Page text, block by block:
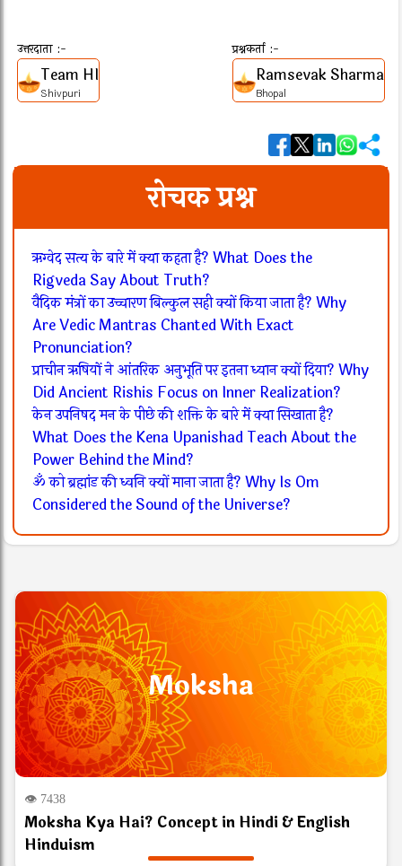
उत्तरदाता :-
Team HI
Shivpuri
प्रश्नकर्ता :-
Ramsevak Sharma
Bhopal
रोचक प्रश्न
ऋग्वेद सत्य के बारे में क्या कहता है? What Does the
Rigveda Say About Truth?
वैदिक मंत्रों का उच्चारण बिल्कुल सही क्यों किया जाता है? Why
Are Vedic Mantras Chanted With Exact
Pronunciation?
प्राचीन ऋषियों ने आंतरिक अनुभूति पर इतना ध्यान क्यों दिया? Why
Did Ancient Rishis Focus on Inner Realization?
केन उपनिषद मन के पीछे की शक्ति के बारे में क्या सिखाता है?
What Does the Kena Upanishad Teach About the
Power Behind the Mind?
ॐ को ब्रह्मांड की ध्वनि क्यों माना जाता है? Why Is Om
Considered the Sound of the Universe?
Moksha
👁 7438
Moksha Kya Hai? Concept in Hindi & English
Hinduism